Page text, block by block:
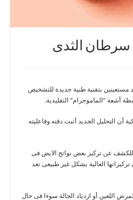
سرطان الثدى
مستعينين بتقنية طبية جديدة للتشخيص
أشعة “الماموجرام” التقليدية.
أن التحليل الجديد أثبت دقته وفاعليته
للكشف عن تركيز بعض نواتج الايض فى
العالية بشكل غير طبيعى تعد
اللعين أو ازدياد الحالة سوءا فى حال